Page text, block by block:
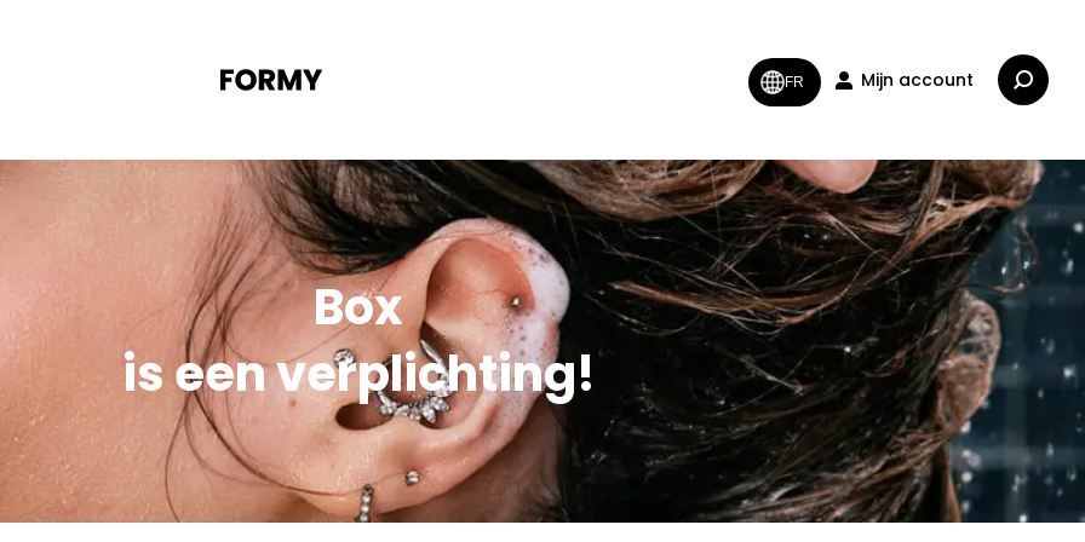
FR Mijn account Zoeken:
Box
is een verplichting!